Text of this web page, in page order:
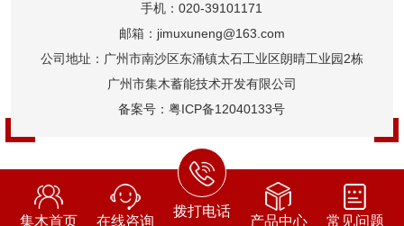
手机：020-39101171
邮箱：jimuxuneng@163.com
公司地址：广州市南沙区东涌镇太石工业区朗晴工业园2栋
广州市集木蓄能技术开发有限公司
备案号：粤ICP备12040133号
集木首页 在线咨询
拨打电话
产品中心 常见问题